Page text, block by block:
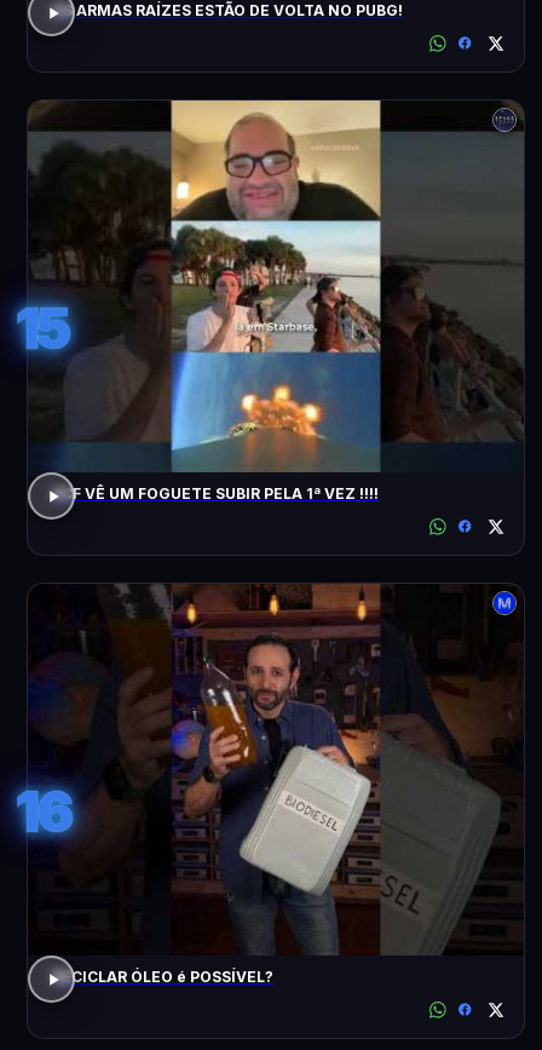
AS ARMAS RAÍZES ESTÃO DE VOLTA NO PUBG!
15
ACF VÊ UM FOGUETE SUBIR PELA 1ª VEZ !!!!
16
RECICLAR ÓLEO é POSSÍVEL?